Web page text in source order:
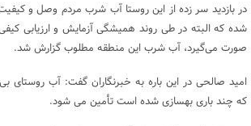
در بازدید سر زده از این روستا آب شرب مردم وصل و کیفیت
شده که البته در طی روند همیشگی آزمایش و ارزیابی
صورت می‌گیرد، آب شرب این منطقه مطلوب گزارش شد.
امید صالحی در این باره به خبرنگاران گفت: آب روستای
که چند باری بهسازی شده است تأمین می شود.